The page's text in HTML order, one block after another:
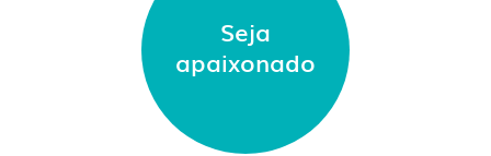
Seja
apaixonado